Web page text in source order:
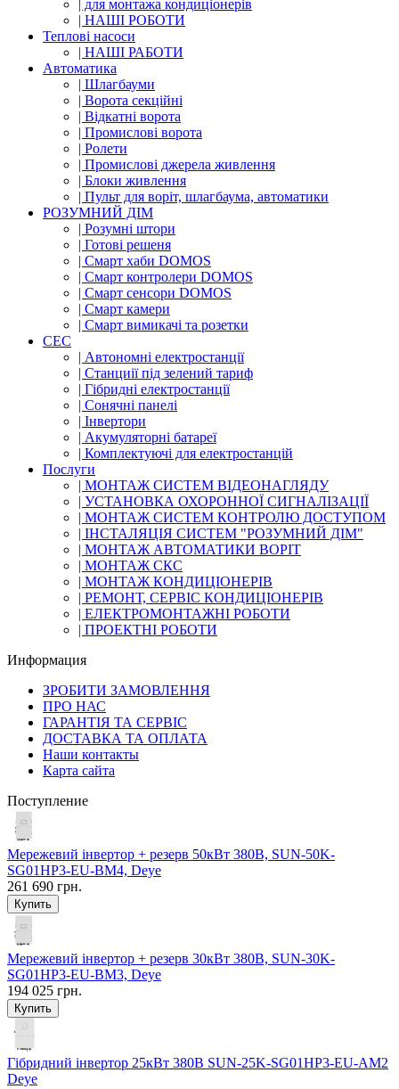
| для монтажа кондиціонерів
| НАШІ РОБОТИ
Теплові насоси
| НАШІ РАБОТИ
Автоматика
| Шлагбауми
| Ворота секційні
| Відкатні ворота
| Промислові ворота
| Ролети
| Промислові джерела живлення
| Блоки живлення
| Пульт для воріт, шлагбаума, автоматики
РОЗУМНИЙ ДІМ
| Розумні штори
| Готові решеня
| Смарт хаби DOMOS
| Смарт контролери DOMOS
| Смарт сенсори DOMOS
| Смарт камери
| Смарт вимикачі та розетки
СЕС
| Автономні електростанції
| Станциії під зелений тариф
| Гібридні електростанції
| Сонячні панелі
| Інвертори
| Акумуляторні батареї
| Комплектуючі для електростанцій
Послуги
| МОНТАЖ СИСТЕМ ВІДЕОНАГЛЯДУ
| УСТАНОВКА ОХОРОННОЇ СИГНАЛІЗАЦІЇ
| МОНТАЖ СИСТЕМ КОНТРОЛЮ ДОСТУПОМ
| ІНСТАЛЯЦІЯ СИСТЕМ "РОЗУМНИЙ ДІМ"
| МОНТАЖ АВТОМАТИКИ ВОРІТ
| МОНТАЖ СКС
| МОНТАЖ КОНДИЦІОНЕРІВ
| РЕМОНТ, СЕРВІС КОНДИЦІОНЕРІВ
| ЕЛЕКТРОМОНТАЖНІ РОБОТИ
| ПРОЕКТНІ РОБОТИ
Информация
ЗРОБИТИ ЗАМОВЛЕННЯ
ПРО НАС
ГАРАНТІЯ ТА СЕРВІС
ДОСТАВКА ТА ОПЛАТА
Наши контакты
Карта сайта
Поступление
Мережевий інвертор + резерв 50кВт 380В, SUN-50K-
SG01HP3-EU-BM4, Deye
261 690 грн.
Мережевий інвертор + резерв 30кВт 380В, SUN-30K-
SG01HP3-EU-BM3, Deye
194 025 грн.
Гібридний інвертор 25кВт 380В SUN-25K-SG01HP3-EU-AM2
Deye